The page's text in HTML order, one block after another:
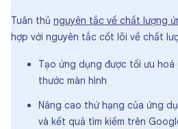
Tuân thủ nguyên tắc về chất lượng
hợp với nguyên tắc cốt lõi về chất
Tạo ứng dụng được tối ưu hoá
thước màn hình
Nâng cao thứ hạng của ứng
và kết quả tìm kiếm trên